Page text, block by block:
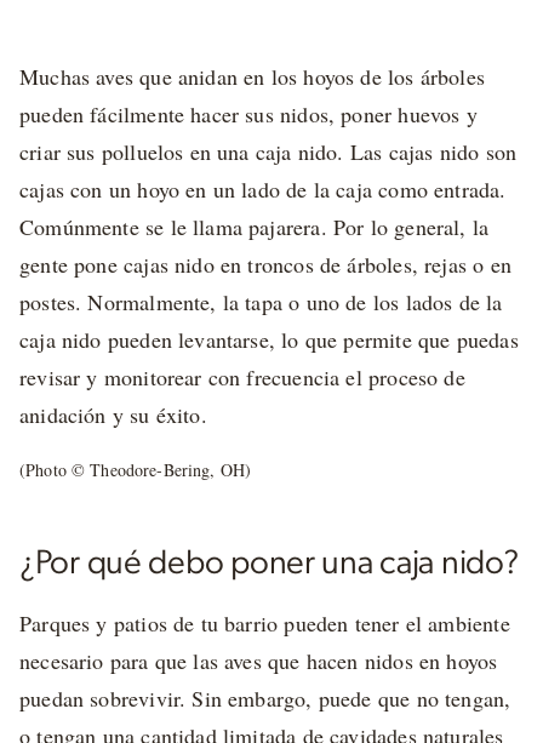
Muchas aves que anidan en los hoyos de los árboles
pueden fácilmente hacer sus nidos, poner huevos y
criar sus polluelos en una caja nido. Las cajas nido son
cajas con un hoyo en un lado de la caja como entrada.
Comúnmente se le llama pajarera. Por lo general, la
gente pone cajas nido en troncos de árboles, rejas o en
postes. Normalmente, la tapa o uno de los lados de la
caja nido pueden levantarse, lo que permite que puedas
revisar y monitorear con frecuencia el proceso de
anidación y su éxito.
(Photo © Theodore-Bering, OH)
¿Por qué debo poner una caja nido?
Parques y patios de tu barrio pueden tener el ambiente
necesario para que las aves que hacen nidos en hoyos
puedan sobrevivir. Sin embargo, puede que no tengan,
o tengan una cantidad limitada de cavidades naturales